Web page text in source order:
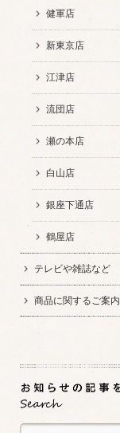
健軍店
新東京店
江津店
流団店
瀬の本店
白山店
銀座下通店
鶴屋店
テレビや雑誌など
商品に関するご案内